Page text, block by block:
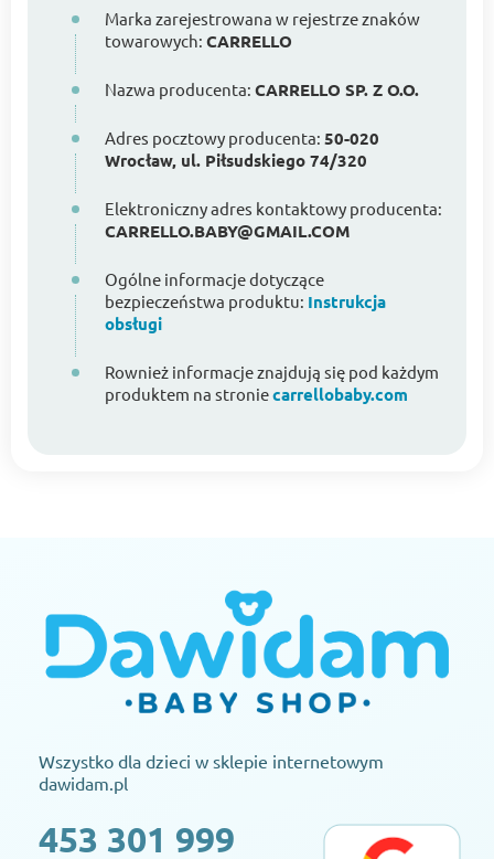
Marka zarejestrowana w rejestrze znaków
towarowych: CARRELLO
Nazwa producenta: CARRELLO SP. Z O.O.
Adres pocztowy producenta: 50-020
Wrocław, ul. Piłsudskiego 74/320
Elektroniczny adres kontaktowy producenta:
CARRELLO.BABY@GMAIL.COM
Ogólne informacje dotyczące
bezpieczeństwa produktu: Instrukcja
obsługi
Rownież informacje znajdują się pod każdym
produktem na stroniecarrellobaby.com
Wszystko dla dzieci w sklepie internetowym
dawidam.pl
453 301 999